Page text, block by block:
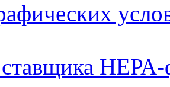
НЕРА-